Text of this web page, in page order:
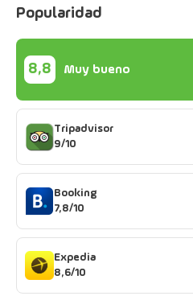
Popularidad
8,8 Muy bueno
Tripadvisor
9/10
Booking
7,8/10
Expedia
8,6/10